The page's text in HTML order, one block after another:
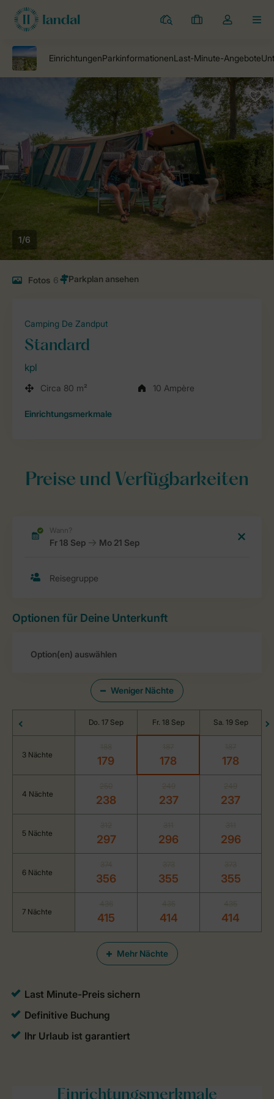
Campingplätze
Meine
Dropdown-
Kontos
öffnen
1/6
Fotos 6
Camping De Zandput
Standard
kpl
Circa 80 m² 10 Ampère
Einrichtungsmerkmale
Preise und Verfügbarkeiten
Optionen für Deine Unterkunft
Weniger Nächte
Mehr Nächte
Do. 17 Sep Fr. 18 Sep Sa. 19 Sep
3 Nächte 179 178 178
4 Nächte 238 237 237
5 Nächte 297 296 296
6 Nächte 356 355 355
7 Nächte 415 414 414
Einrichtungsmerkmale